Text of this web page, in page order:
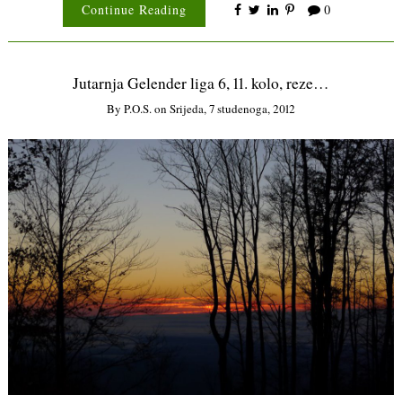
Continue Reading 0
Jutarnja Gelender liga 6, 11. kolo, reze…
By P.o.s.on Srijeda, 7 studenoga, 2012